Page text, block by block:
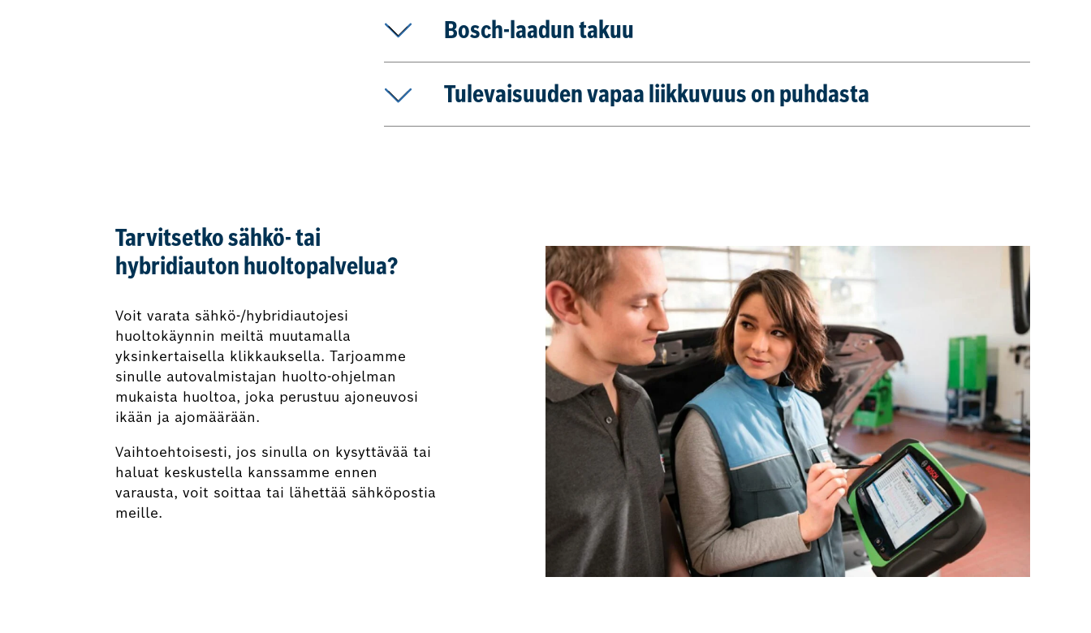
Bosch-laadun takuu
Tulevaisuuden vapaa liikkuvuus on puhdasta
Tarvitsetko sähkö- tai
hybridiauton huoltopalvelua?
Voit varata sähkö-/hybridiautojesi
huoltokäynnin meiltä muutamalla
yksinkertaisella klikkauksella. Tarjoamme
sinulle autovalmistajan huolto-ohjelman
mukaista huoltoa, joka perustuu ajoneuvosi
ikään ja ajomäärään.
Vaihtoehtoisesti, jos sinulla on kysyttävää tai
haluat keskustella kanssamme ennen
varausta, voit soittaa tai lähettää sähköpostia
meille.